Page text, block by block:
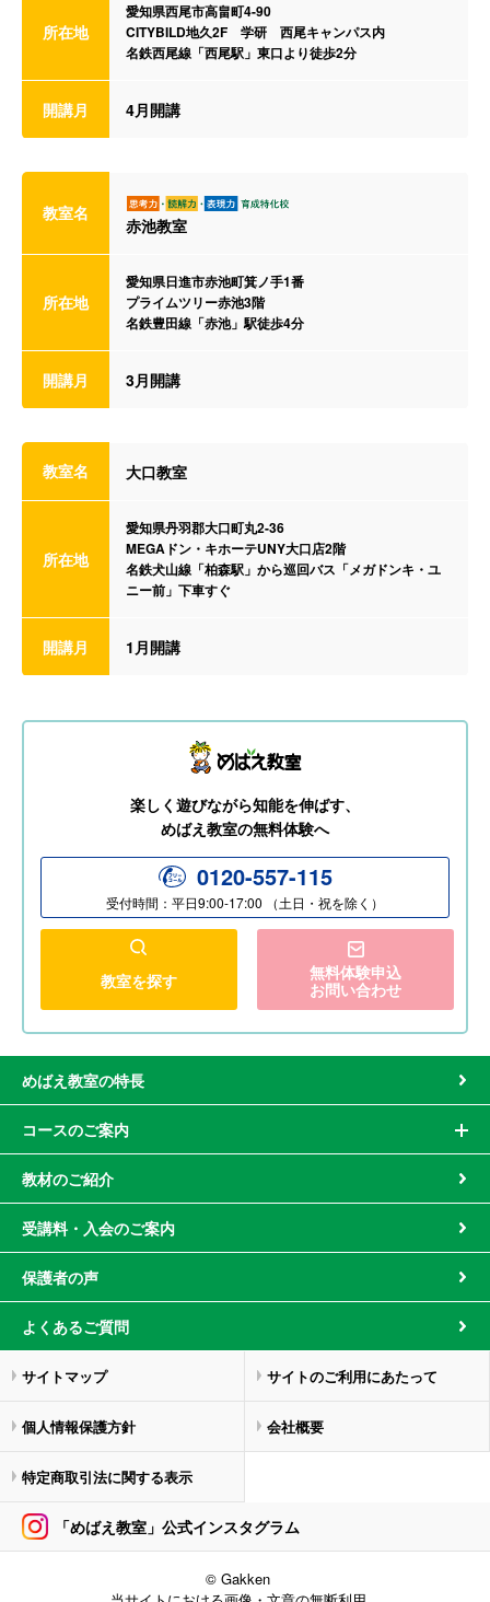
所在地
愛知県西尾市高畠町4-90
CITYBILD地久2F 学研 西尾キャンパス内
名鉄西尾線「西尾駅」東口より徒歩2分
開講月 4月開講
教室名
赤池教室
所在地
愛知県日進市赤池町箕ノ手1番
プライムツリー赤池3階
名鉄豊田線「赤池」駅徒歩4分
開講月 3月開講
教室名 大口教室
所在地
愛知県丹羽郡大口町丸2-36
MEGAドン・キホーテUNY大口店2階
名鉄犬山線「柏森駅」から巡回バス「メガドンキ・ユ
ニー前」下車すぐ
開講月 1月開講
楽しく遊びながら知能を伸ばす、
めばえ教室の無料体験へ
0120-557-115
受付時間：平日9:00-17:00 （土日・祝を除く）
教室を探す
無料体験申込
お問い合わせ
めばえ教室の特長
コースのご案内
教材のご紹介
受講料・入会のご案内
保護者の声
よくあるご質問
サイトマップ サイトのご利用にあたって
個人情報保護方針 会社概要
特定商取引法に関する表示
「めばえ教室」公式インスタグラム
© Gakken